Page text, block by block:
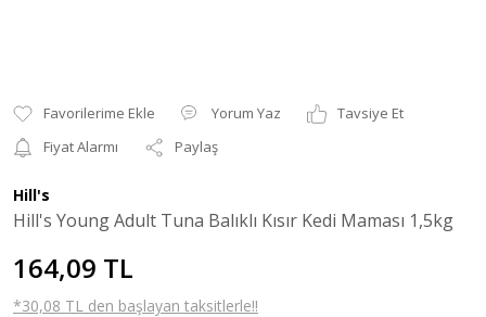
Yorum Yaz
Tavsiye Et
Fiyat Alarmı
Paylaş
Hill's
Hill's Young Adult Tuna Balıklı Kısır Kedi Maması 1,5kg
164,09 TL
*30,08 TL den başlayan taksitlerle!!